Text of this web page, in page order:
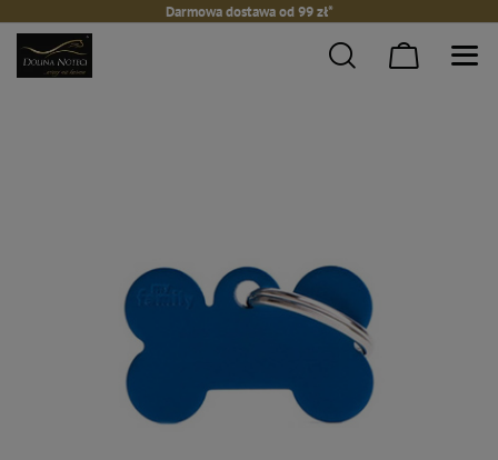
Darmowa dostawa od 99 zł*